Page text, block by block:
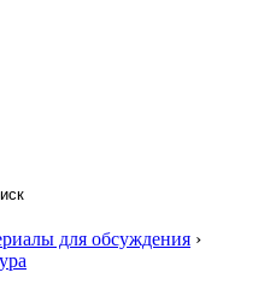
для обсуждения ›